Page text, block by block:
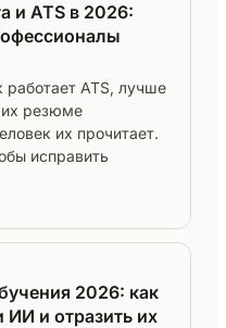
и ATS в 2026:
работает ATS, лучше
их резюме
их прочитает.
исправить
2026: как
ИИ и отразить их